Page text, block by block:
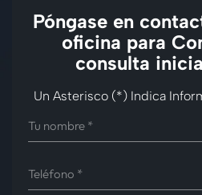
Póngase en
oficina para
consulta
Un Asterisco (*) Indica